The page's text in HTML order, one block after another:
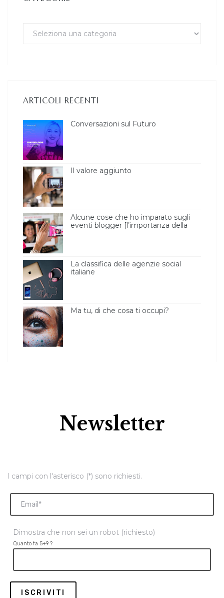
ARTICOLI RECENTI
Conversazioni sul Futuro
Il valore aggiunto
Alcune cose che ho imparato sugli
eventi blogger [l’importanza della
La classifica delle agenzie social
italiane
Ma tu, di che cosa ti occupi?
Newsletter
I campi con l'asterisco (*) sono richiesti.
Dimostra che non sei un robot (richiesto)
Quanto fa 5+9 ?